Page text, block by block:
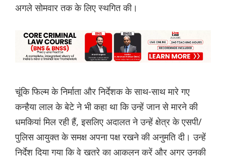
अगले सोमवार तक के लिए स्थगित की।
चूंकि फिल्म के निर्माता और निर्देशक के साथ-साथ मारे गए
कन्हैया लाल के बेटे ने भी कहा था कि उन्हें जान से मारने की
धमकियां मिल रही हैं, इसलिए अदालत ने उन्हें क्षेत्र के एसपी/
पुलिस आयुक्त के समक्ष अपना पक्ष रखने की अनुमति दी। उन्हें
निर्देश दिया गया कि वे खतरे का आकलन करें और अगर उनकी